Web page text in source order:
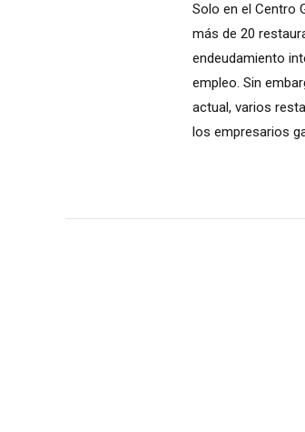
Solo en el Centro
más de 20
endeudamiento
empleo. Sin
actual, varios
los empresarios